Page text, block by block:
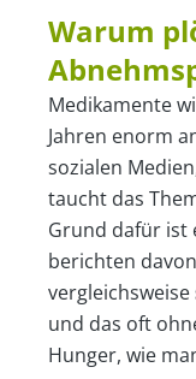
Warum
Medikamente
Jahren enorm
sozialen
taucht das
Grund dafür ist
berichten
vergleichsweise
und das oft
Hunger, wie